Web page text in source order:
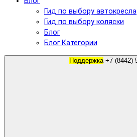
Гид по выбору автокресла
Гид по выбору коляски
Блог
Блог.Категории
Поддержка